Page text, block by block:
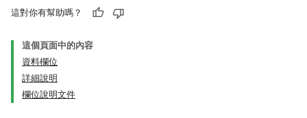
這對你有幫助嗎？
這個頁面中的內容
資料欄位
詳細說明
欄位說明文件